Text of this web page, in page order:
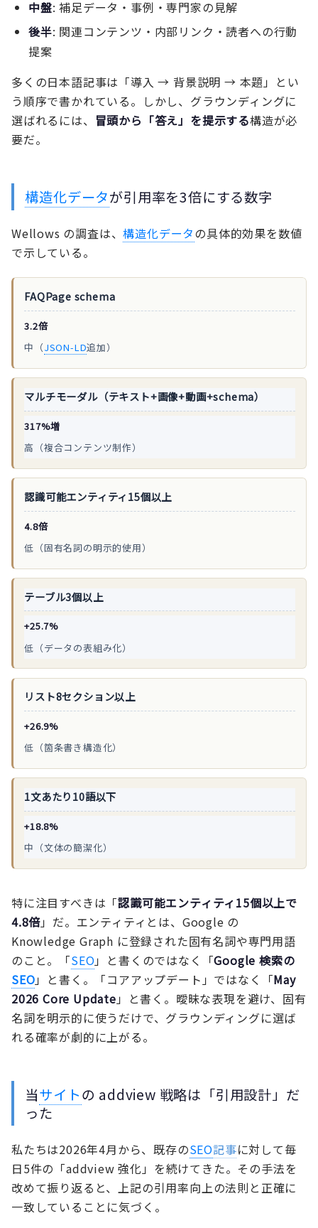
中盤: 補足データ・事例・専門家の見解
後半: 関連コンテンツ・内部リンク・読者への行動
提案
多くの日本語記事は「導入 → 背景説明 → 本題」とい
う順序で書かれている。しかし、グラウンディングに
選ばれるには、 冒頭から「答え」を提示する構造が必
要だ。
構造化データが引用率を3倍にする数字
Wellows の調査は、構造化データの具体的効果を数値
で示している。
FAQPage schema
3.2倍
中（JSON-LD追加）
マルチモーダル（テキスト+画像+動画+schema）
317%増
高（複合コンテンツ制作）
認識可能エンティティ15個以上
4.8倍
低（固有名詞の明示的使用）
テーブル3個以上
+25.7%
低（データの表組み化）
リスト8セクション以上
+26.9%
低（箇条書き構造化）
1文あたり10語以下
+18.8%
中（文体の簡潔化）
特に注目すべきは「認識可能エンティティ15個以上で
4.8倍」だ。エンティティとは、Google の
Knowledge Graph に登録された固有名詞や専門用語
のこと。「SEO」と書くのではなく「Google 検索の
SEO」と書く。「コアアップデート」ではなく「May
2026 Core Update」と書く。曖昧な表現を避け、固有
名詞を明示的に使うだけで、グラウンディングに選ば
れる確率が劇的に上がる。
当サイトの addview 戦略は「引用設計」だ
った
私たちは2026年4月から、既存のSEO記事に対して毎
日5件の「addview 強化」を続けてきた。その手法を
改めて振り返ると、上記の引用率向上の法則と正確に
一致していることに気づく。